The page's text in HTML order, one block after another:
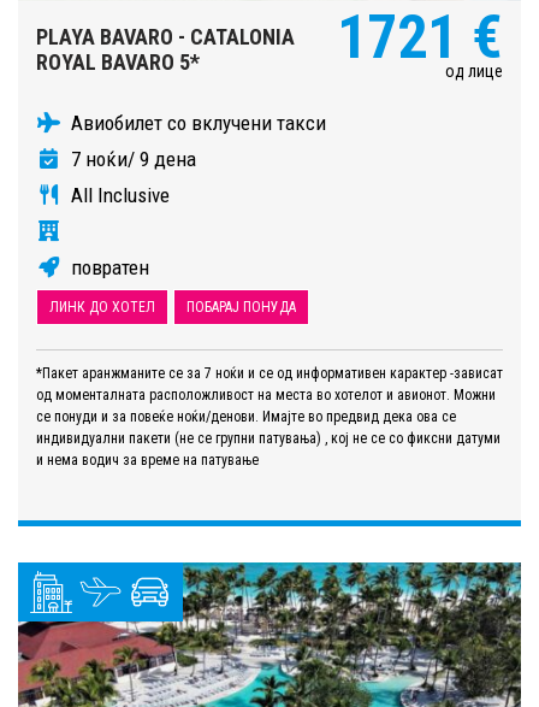
PLAYA BAVARO - CATALONIA
ROYAL BAVARO 5*
1721 €
од лице
Авиобилет со вклучени такси
7 ноќи/ 9 дена
All Inclusive
повратен
ЛИНК ДО ХОТЕЛ ПОБАРАЈ ПОНУДА
*Пакет аранжманите се за 7 ноќи и се од информативен карактер -зависат
од моменталната расположливост на места во хотелот и авионот. Можни
се понуди и за повеќе ноќи/денови. Имајте во предвид дека ова се
индивидуални пакети (не се групни патувања) , кој не се со фиксни датуми
и нема водич за време на патување